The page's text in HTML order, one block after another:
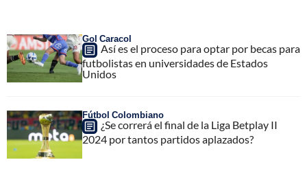
Gol Caracol
Así es el proceso para optar por becas para
futbolistas en universidades de Estados
Unidos
Fútbol Colombiano
¿Se correrá el final de la Liga Betplay II
2024 por tantos partidos aplazados?